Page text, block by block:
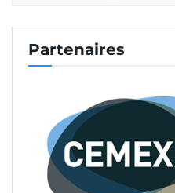
de l’ensemble, malgré la
effet, par endroit, les
a livré ce chantier.«
000 m2de chape. Pour
ont été effectués en trois
quatre toupies dédiées »
Cantinha, responsable
Partenaires